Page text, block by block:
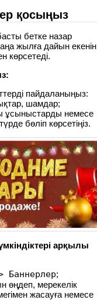
қосыңыз
бетке назар
жылға дайын екенін
көрсетеді.
пайдаланыңыз:
шамдар;
ұсыныстарды немесе
бөліп көрсетіңіз.
арқылы
Баннерлер;
өңдеп, мерекелік
жасауға немесе